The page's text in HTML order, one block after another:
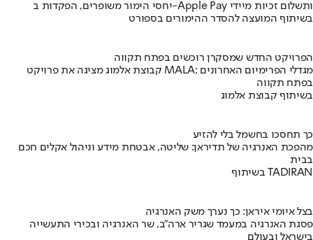
יחסי הימור משופרים, הפקדות ב-Apple Pay ותשלום זכיות מיידי
בשיתוף המועצה להסדר ההימורים בספורט
הפרויקט החדש שמסקרן רוכשים בפתח תקווה
קבוצת אלמוג מציגה את פרויקט MALA: מגדלי הפרימיום האחרונים
בפתח תקווה
בשיתוף קבוצת אלמוג
כך תחסכו בחשמל בלי להזיע
מהפכת האנרגיה של תדיראן: שליטה, אבטחת מידע וניהול אקלים חכם
בבית
בשיתוף TADIRAN
בצל איומי איראן: כך נערך משק האנרגיה
פסגת האנרגיה במעמד שגריר ארה"ב, שר האנרגיה ובכירי התעשייה
בישראל ובעולם